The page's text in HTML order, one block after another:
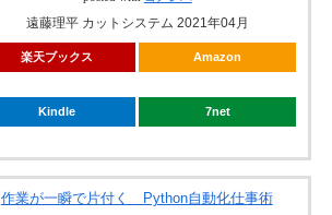
遠藤理平 カットシステム 2021年04月
楽天ブックス Amazon
Kindle 7net
作業が一瞬で片付く Python自動化仕事術